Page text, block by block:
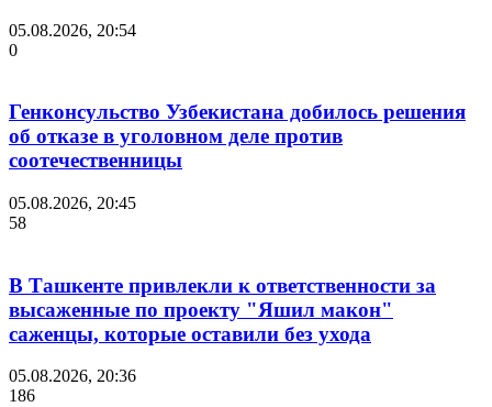
05.08.2026, 20:54
0
Генконсульство Узбекистана добилось решения
об отказе в уголовном деле против
соотечественницы
05.08.2026, 20:45
58
В Ташкенте привлекли к ответственности за
высаженные по проекту "Яшил макон"
саженцы, которые оставили без ухода
05.08.2026, 20:36
186